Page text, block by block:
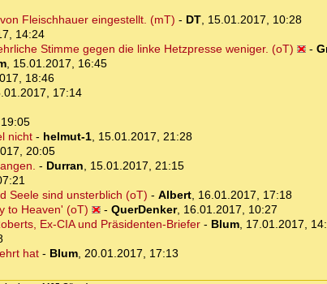
Fleischhauer eingestellt. (mT) - DT, 15.01.2017, 10:28
14:24
Stimme gegen die linke Hetzpresse weniger. (oT)
-
, 15.01.2017, 16:45
18:46
17:14
nicht- helmut-1, 15.01.2017, 21:28
20:05
- Durran, 15.01.2017, 21:15
Seele sind unsterblich (oT) - Albert, 16.01.2017, 17:18
to Heaven' (oT)
- QuerDenker, 16.01.2017, 10:27
Ex-CIA und Präsidenten-Briefer- Blum, 17.01.2017,
hat- Blum, 20.01.2017, 17:13